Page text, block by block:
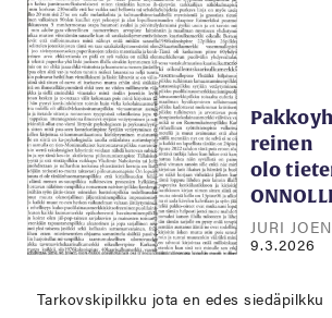
reinen
olo
JURI
9.3.2026
Tarkovskipilkku jota en edes siedäpilkku